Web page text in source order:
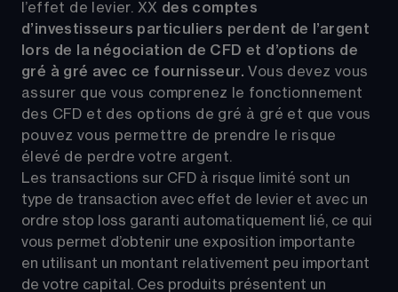
l’effet de levier. XX des comptes
d’investisseurs particuliers perdent de l’argent
lors de la négociation de CFD et d’options de
gré à gré avec ce fournisseur. Vous devez vous
assurer que vous comprenez le fonctionnement
des CFD et des options de gré à gré et que vous
pouvez vous permettre de prendre le risque
élevé de perdre votre argent.
Les transactions sur CFD à risque limité sont un
type de transaction avec effet de levier et avec un
ordre stop loss garanti automatiquement lié, ce qui
vous permet d’obtenir une exposition importante
en utilisant un montant relativement peu important
de votre capital. Ces produits présentent un